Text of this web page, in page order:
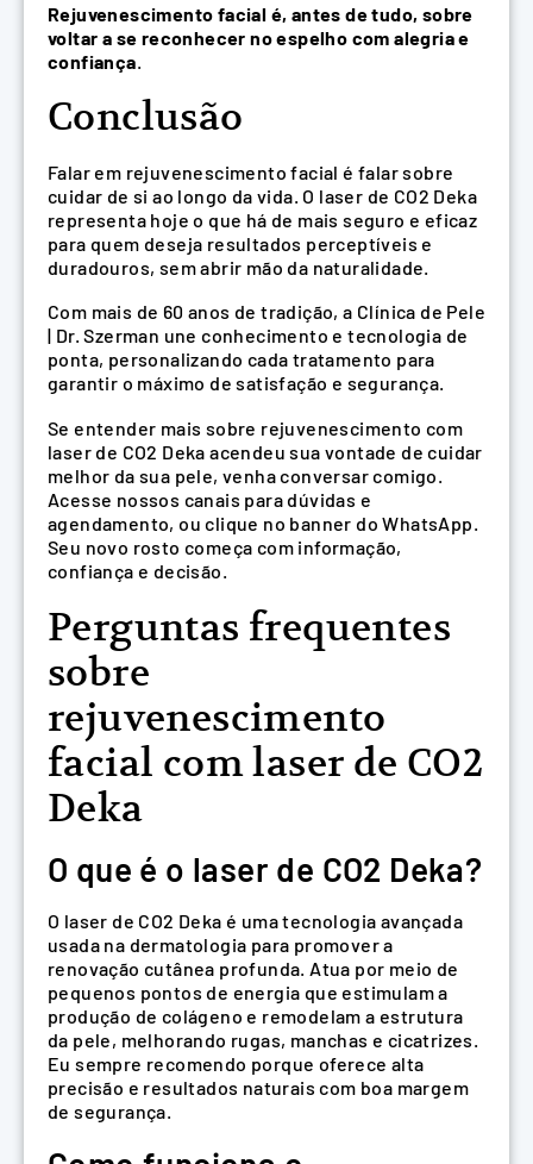
Rejuvenescimento facial é, antes de tudo, sobre
voltar a se reconhecer no espelho com alegria e
confiança
Conclusão
Falar em rejuvenescimento facial é falar sobre
cuidar de si ao longo da vida. O laser de CO2 Deka
representa hoje o que há de mais seguro e eficaz
para quem deseja resultados perceptíveis e
duradouros, sem abrir mão da naturalidade.
Com mais de 60 anos de tradição, a Clínica de Pele
| Dr. Szerman une conhecimento e tecnologia de
ponta, personalizando cada tratamento para
garantir o máximo de satisfação e segurança.
Se entender mais sobre rejuvenescimento com
laser de CO2 Deka acendeu sua vontade de cuidar
melhor da sua pele, venha conversar comigo.
Acesse nossos canais para dúvidas e
agendamento, ou clique no banner do WhatsApp.
Seu novo rosto começa com informação,
confiança e decisão.
Perguntas frequentes
sobre
rejuvenescimento
facial com laser de CO2
Deka
O que é o laser de CO2 Deka?
O laser de CO2 Deka é uma tecnologia avançada
usada na dermatologia para promover a
renovação cutânea profunda. Atua por meio de
pequenos pontos de energia que estimulam a
produção de colágeno e remodelam a estrutura
da pele, melhorando rugas, manchas e cicatrizes.
Eu sempre recomendo porque oferece alta
precisão e resultados naturais com boa margem
de segurança.